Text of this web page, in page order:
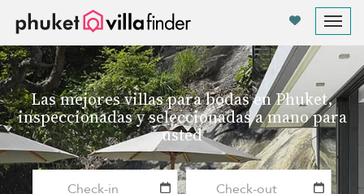
Las mejores villas para bodas en Phuket,
inspeccionadas y seleccionadas a mano para
usted
Panel de gestión de cookies